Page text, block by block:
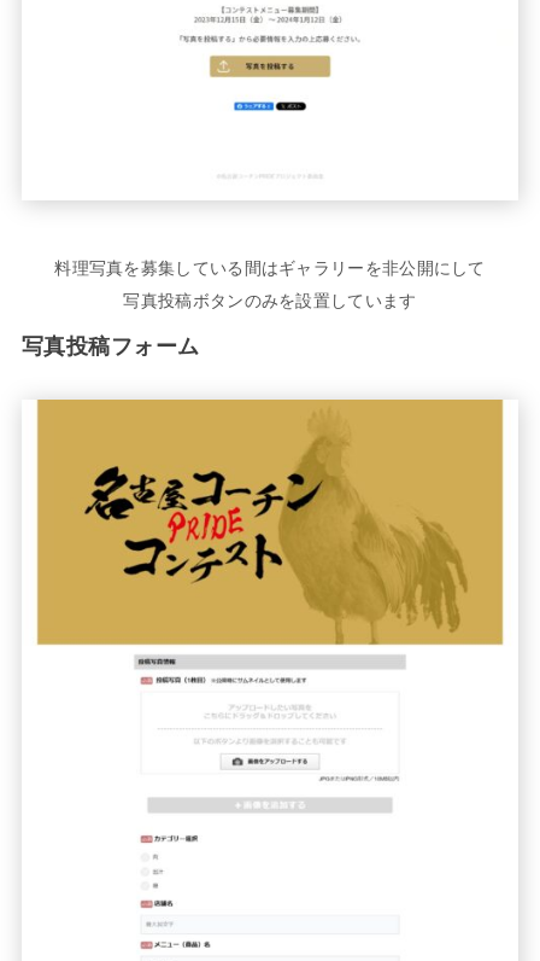
料理写真を募集している間はギャラリーを非公開にして
写真投稿ボタンのみを設置しています
写真投稿フォーム